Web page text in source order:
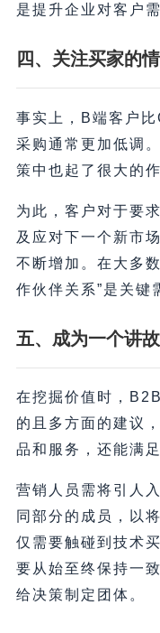
是提升企业对客户
四、 关注买家的
事实上，B端客户
采购通常更加低调
策中也起了很大的作
为此，客户对于要
及应对下一个新市
不断增加。在大多
作伙伴关系”是关键
五、成为一个讲
在挖掘价值时，
的且多方面的建议
品和服务，还能满
营销人员需将引人
同部分的成员，以
仅需要触碰到技术
要从始至终保持一
给决策制定团体。